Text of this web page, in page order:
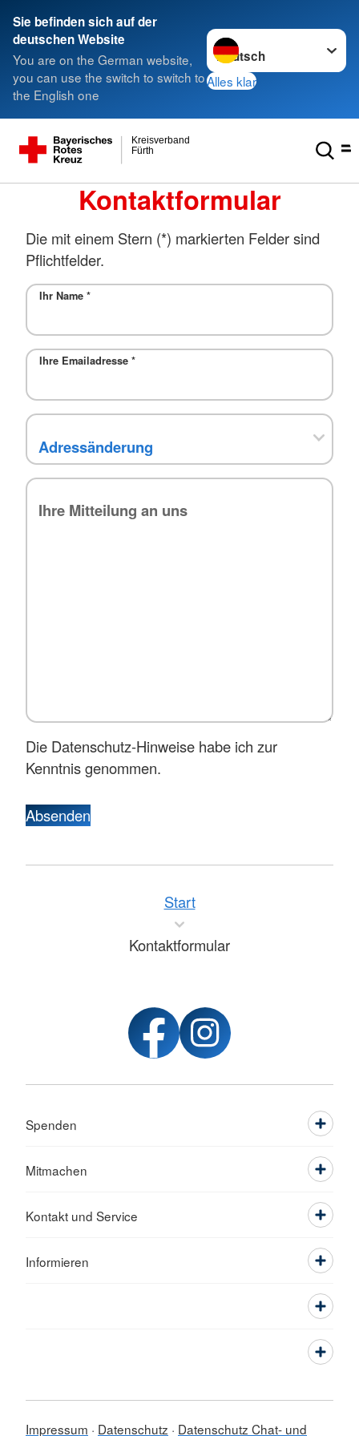
Sie befinden sich auf der
deutschen Website
You are on the German website,
you can use the switch to switch to
the English one
Sprache wechseln zu
Alles klar
Fürth
Kreisverband
Kontaktformular
Die mit einem Stern (*) markierten Felder sind
Pflichtfelder.
Ihr Name *
Ihre Emailadresse *
Die Datenschutz-Hinweise habe ich zur
Kenntnis genommen.
Absenden
Start
Kontaktformular
Spenden
Mitmachen
Kontakt und Service
Informieren
Impressum Datenschutz Datenschutz Chat- und